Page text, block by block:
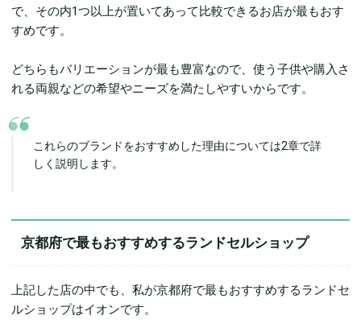
で、その内1つ以上が置いてあって比較できるお店が最もおす
すめです。
どちらもバリエーションが最も豊富なので、使う子供や購入さ
れる両親などの希望やニーズを満たしやすいからです。
これらのブランドをおすすめした理由については2章で詳
しく説明します。
京都府で最もおすすめするランドセルショップ
上記した店の中でも、私が京都府で最もおすすめするランドセ
ルショップはイオンです。